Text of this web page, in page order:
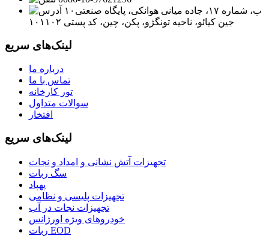
۱۰ب، شماره ۱۷، جاده میانی هوانکی، پایگاه صنعتی
جین کیائو، ناحیه تونگژو، پکن، چین، کد پستی ۱۰۱۱۰۲
لینک‌های سریع
درباره ما
تماس با ما
تور کارخانه
سوالات متداول
افتخار
لینک‌های سریع
تجهیزات آتش نشانی و امداد و نجات
سگ ربات
پهپاد
تجهیزات پلیسی و نظامی
تجهیزات نجات در آب
خودروهای ویژه اورژانس
ربات EOD